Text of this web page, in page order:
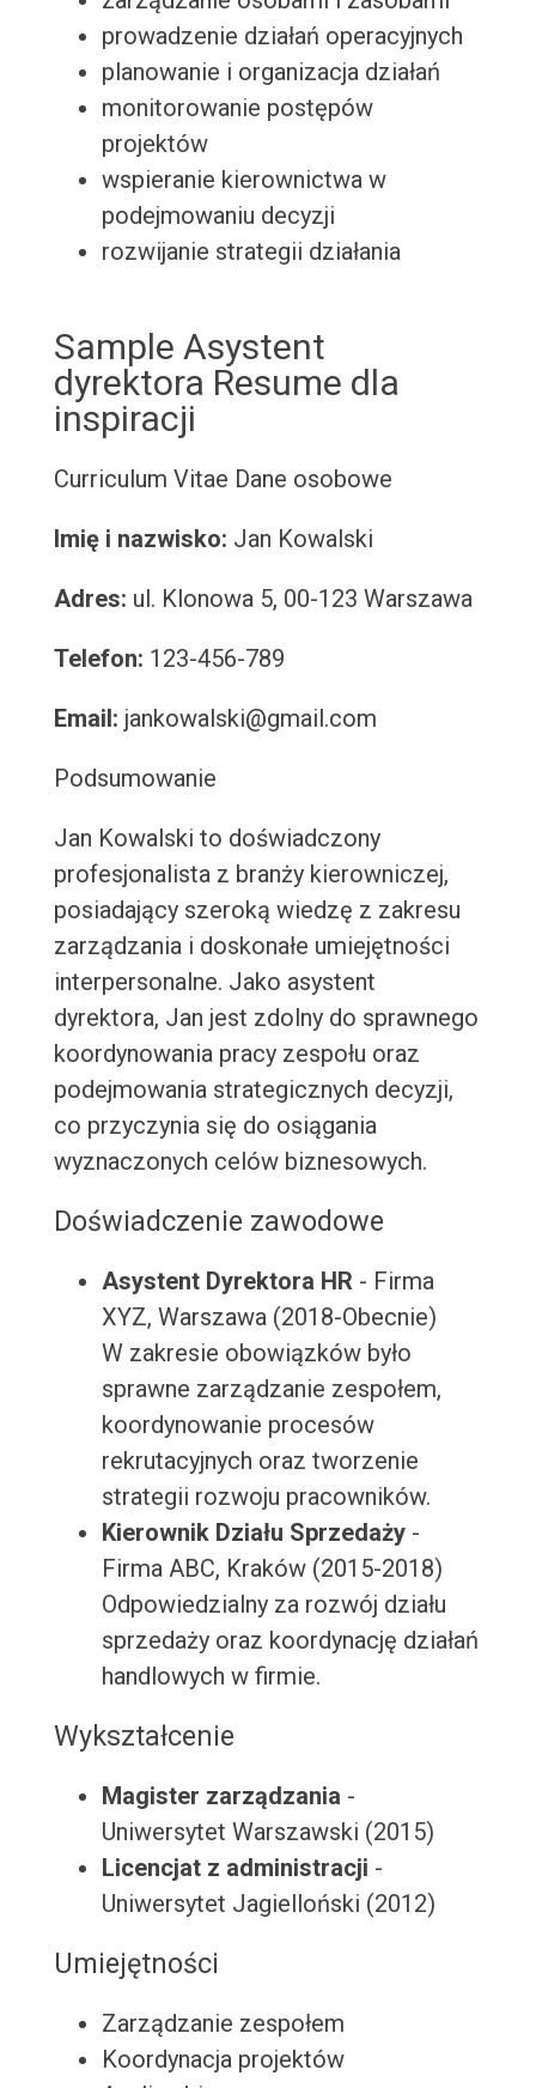
prowadzenie działań operacyjnych
planowanie i organizacja działań
monitorowanie postępów
projektów
wspieranie kierownictwa w
podejmowaniu decyzji
rozwijanie strategii działania
Sample Asystent
dyrektora Resume dla
inspiracji
Curriculum Vitae Dane osobowe
Imię i nazwisko: Jan Kowalski
Adres: ul. Klonowa 5, 00-123 Warszawa
Telefon: 123-456-789
Email: jankowalski@gmail.com
Podsumowanie
Jan Kowalski to doświadczony
profesjonalista z branży kierowniczej,
posiadający szeroką wiedzę z zakresu
zarządzania i doskonałe umiejętności
interpersonalne. Jako asystent
dyrektora, Jan jest zdolny do sprawnego
koordynowania pracy zespołu oraz
podejmowania strategicznych decyzji,
co przyczynia się do osiągania
wyznaczonych celów biznesowych.
Doświadczenie zawodowe
Asystent Dyrektora HR- Firma
XYZ, Warszawa (2018-Obecnie)
W zakresie obowiązków było
sprawne zarządzanie zespołem,
koordynowanie procesów
rekrutacyjnych oraz tworzenie
strategii rozwoju pracowników.
Kierownik Działu Sprzedaży-
Firma ABC, Kraków (2015-2018)
Odpowiedzialny za rozwój działu
sprzedaży oraz koordynację działań
handlowych w firmie.
Wykształcenie
Magister zarządzania -
Uniwersytet Warszawski (2015)
Licencjat z administracji -
Uniwersytet Jagielloński (2012)
Umiejętności
Zarządzanie zespołem
Koordynacja projektów